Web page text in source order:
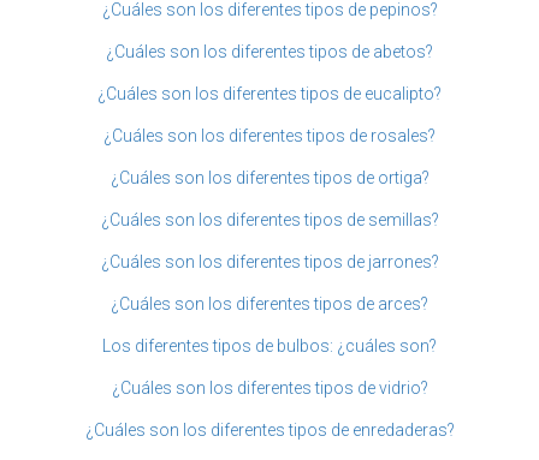
¿Cuáles son los diferentes tipos de pepinos?
¿Cuáles son los diferentes tipos de abetos?
¿Cuáles son los diferentes tipos de eucalipto?
¿Cuáles son los diferentes tipos de rosales?
¿Cuáles son los diferentes tipos de ortiga?
¿Cuáles son los diferentes tipos de semillas?
¿Cuáles son los diferentes tipos de jarrones?
¿Cuáles son los diferentes tipos de arces?
Los diferentes tipos de bulbos: ¿cuáles son?
¿Cuáles son los diferentes tipos de vidrio?
¿Cuáles son los diferentes tipos de enredaderas?